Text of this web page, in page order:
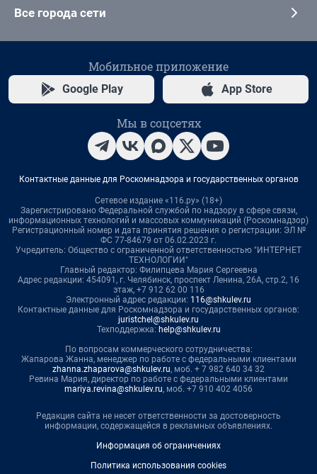
Все города сети
Мобильное приложение
Google Play App Store
Мы в соцсетях
Контактные данные для Роскомнадзора и государственных органов
Сетевое издание «116.ру» (18+)
Зарегистрировано Федеральной службой по надзору в сфере связи,
информационных технологий и массовых коммуникаций (Роскомнадзор)
Регистрационный номер и дата принятия решения о регистрации: ЭЛ №
ФС 77-84679 от 06.02.2023 г.
Учредитель: Общество с ограниченной ответственностью "ИНТЕРНЕТ
ТЕХНОЛОГИИ"
Главный редактор: Филипцева Мария Сергеевна
Адрес редакции: 454091, г. Челябинск, проспект Ленина, 26А, стр.2, 16
этаж, +7 912 62 00 116
Электронный адрес редакции: 116@shkulev.ru
Контактные данные для Роскомнадзора и государственных органов:
juristchel@shkulev.ru
Техподдержка: help@shkulev.ru
По вопросам коммерческого сотрудничества:
Жапарова Жанна, менеджер по работе с федеральными клиентами
zhanna.zhaparova@shkulev.ru, моб. + 7 982 640 34 32
Ревина Мария, директор по работе с федеральными клиентами
mariya.revina@shkulev.ru, моб. +7 910 402 4056
Редакция сайта не несет ответственности за достоверность
информации, содержащейся в рекламных объявлениях.
Информация об ограничениях
Политика использования cookies